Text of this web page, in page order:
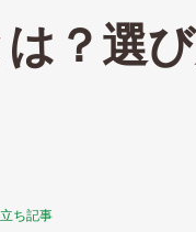
は？選
ち記事